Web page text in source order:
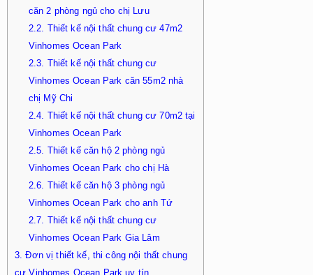
căn 2 phòng ngủ cho chị Lưu
2.2. Thiết kế nội thất chung cư 47m2
Vinhomes Ocean Park
2.3. Thiết kế nội thất chung cư
Vinhomes Ocean Park căn 55m2 nhà
chị Mỹ Chi
2.4. Thiết kế nội thất chung cư 70m2 tại
Vinhomes Ocean Park
2.5. Thiết kế căn hộ 2 phòng ngủ
Vinhomes Ocean Park cho chị Hà
2.6. Thiết kế căn hộ 3 phòng ngủ
Vinhomes Ocean Park cho anh Tứ
2.7. Thiết kế nội thất chung cư
Vinhomes Ocean Park Gia Lâm
3. Đơn vị thiết kế, thi công nội thất chung
cư Vinhomes Ocean Park uy tín